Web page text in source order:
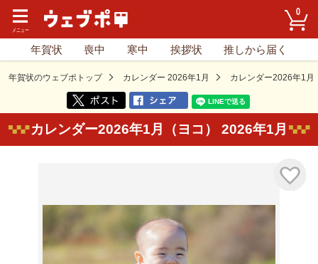
0
年賀状 喪中 寒中 挨拶状 推しから届く
年賀状のウェブポトップ カレンダー 2026年1月 カレンダー2026年1月
カレンダー2026年1月（ヨコ） 2026年1月